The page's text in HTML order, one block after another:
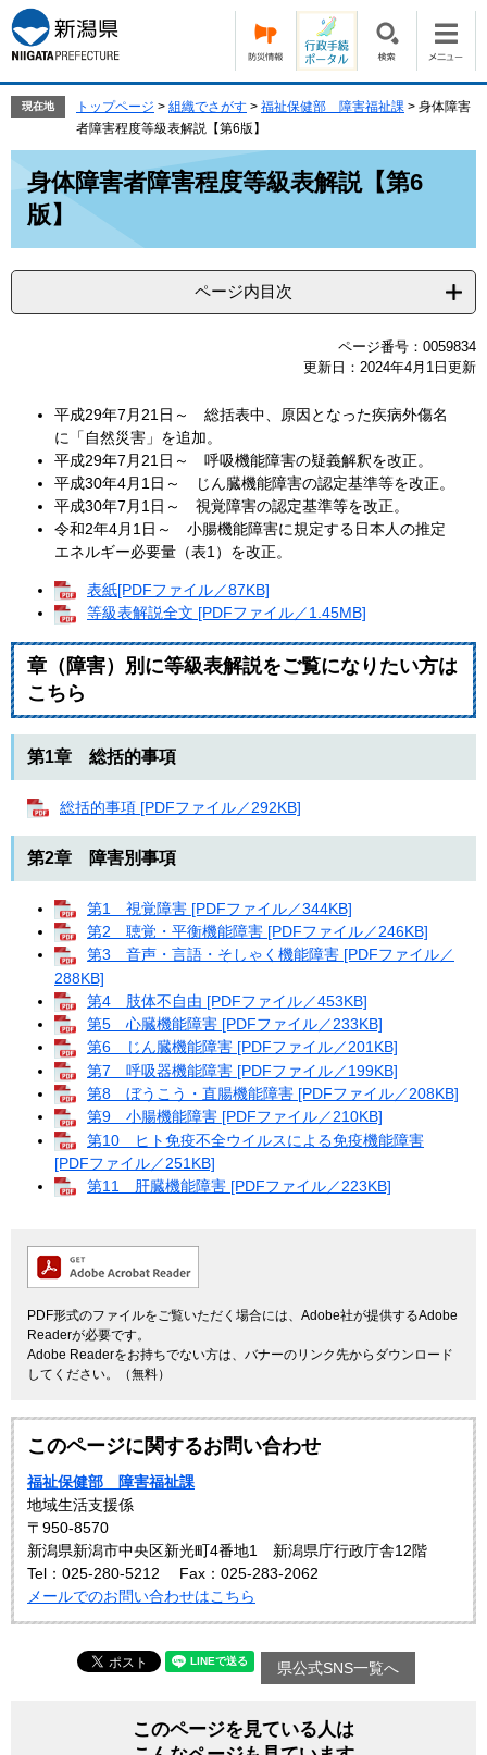
ー
ジ
の
で
ニ
ュ
ー
ば
現在地 トップページ > 組織でさがす > 福祉保健部 障害福祉課 > 身体障害
者障害程度等級表解説【第6版】
身体障害者障害程度等級表解説【第6
版】
ページ内目次
ページ番号：0059834
更新日：2024年4月1日更新
平成29年7月21日～ 総括表中、原因となった疾病外傷名
に「自然災害」を追加。
平成29年7月21日～ 呼吸機能障害の疑義解釈を改正。
平成30年4月1日～ じん臓機能障害の認定基準等を改正。
平成30年7月1日～ 視覚障害の認定基準等を改正。
令和2年4月1日～ 小腸機能障害に規定する日本人の推定
エネルギー必要量（表1）を改正。
表紙[PDFファイル／87KB]
等級表解説全文 [PDFファイル／1.45MB]
章（障害）別に等級表解説をご覧になりたい方は
こちら
第1章 総括的事項
総括的事項 [PDFファイル／292KB]
第2章 障害別事項
第1 視覚障害 [PDFファイル／344KB]
第2 聴覚・平衡機能障害 [PDFファイル／246KB]
第3 音声・言語・そしゃく機能障害 [PDFファイル／
288KB]
第4 肢体不自由 [PDFファイル／453KB]
第5 心臓機能障害 [PDFファイル／233KB]
第6 じん臓機能障害 [PDFファイル／201KB]
第7 呼吸器機能障害 [PDFファイル／199KB]
第8 ぼうこう・直腸機能障害 [PDFファイル／208KB]
第9 小腸機能障害 [PDFファイル／210KB]
第10 ヒト免疫不全ウイルスによる免疫機能障害
[PDFファイル／251KB]
第11 肝臓機能障害 [PDFファイル／223KB]
PDF形式のファイルをご覧いただく場合には、Adobe社が提供するAdobe
Readerが必要です。
Adobe Readerをお持ちでない方は、バナーのリンク先からダウンロード
してください。（無料）
このページに関するお問い合わせ
福祉保健部 障害福祉課
地域生活支援係
〒950-8570
新潟県新潟市中央区新光町4番地1 新潟県庁行政庁舎12階
Tel：025-280-5212
Fax：025-283-2062
メールでのお問い合わせはこちら
県公式SNS一覧へ
このページを見ている人は